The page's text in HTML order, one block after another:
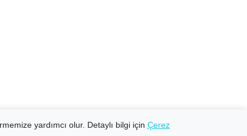
yardımcı olur. Detaylı bilgi için Çerez